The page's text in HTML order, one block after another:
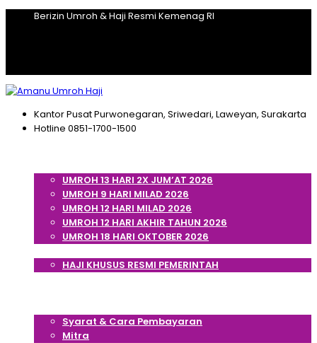
Berizin Umroh & Haji Resmi Kemenag RI
Kantor PusatPurwonegaran, Sriwedari, Laweyan, Surakarta
Hotline 0851-1700-1500
UMROH 13 HARI 2X JUM’AT 2026
UMROH 9 HARI MILAD 2026
UMROH 12 HARI MILAD 2026
UMROH 12 HARI AKHIR TAHUN 2026
UMROH 18 HARI OKTOBER 2026
HAJI KHUSUS RESMI PEMERINTAH
Syarat & Cara Pembayaran
Mitra